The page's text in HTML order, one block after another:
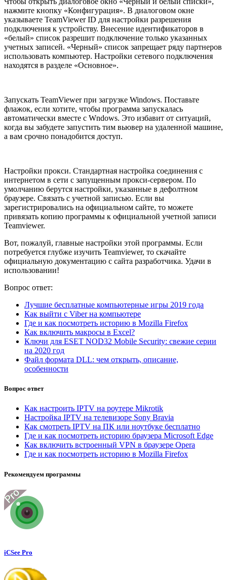
нажмите кнопку «Конфигурация». В диалоговом окне
указываете TeamViewer ID для настройки разрешения
подключения к устройству. Внесение идентификаторов в
«белый» список разрешит подключение только указанных
учетных записей. «Черный» список запрещает ряду партнеров
использовать компьютер. Настройки сетевого подключения
находятся в разделе «Основное».
Запускать TeamViewer при загрузке Windows. Поставьте
флажок, если хотите, чтобы программа запускалась
автоматически вместе с Wndows. Это избавит от ситуаций,
когда вы забудете запустить тим вьювер на удаленной машине,
а вам срочно понадобится доступ.
Настройки прокси. Стандартная настройка соединения с
интернетом в сети с запущенным прокси-сервером. По
умолчанию берутся настройки, указанные в дефолтном
браузере. Связать с учетной записью. Если вы
зарегистрировались на официальном сайте, то можете
привязать копию программы к официальной учетной записи
Teamviewer.
Вот, пожалуй, главные настройки этой программы. Если
потребуется глубже изучить Teamviewer, то скачайте
официальную документацию с сайта разработчика. Удачи в
использовании!
Вопрос ответ:
Лучшие бесплатные компьютерные игры 2019 года
Как выйти с Viber на компьютере
Где и как посмотреть историю в Mozilla Firefox
Как включить макросы в Excel?
Ключи для ESET NOD32 Mobile Security: свежие серии
на 2020 год
Файл формата DLL: чем открыть, описание,
особенности
Вопрос ответ
Как настроить IPTV на роутере Mikrotik
Настройка IPTV на телевизоре Sony Bravia
Как смотреть IPTV на ПК или ноутбуке бесплатно
Где и как посмотреть историю браузера Microsoft Edge
Как включить встроенный VPN в браузере Opera
Где и как посмотреть историю в Mozilla Firefox
Рекомендуем программы
iCSee Pro